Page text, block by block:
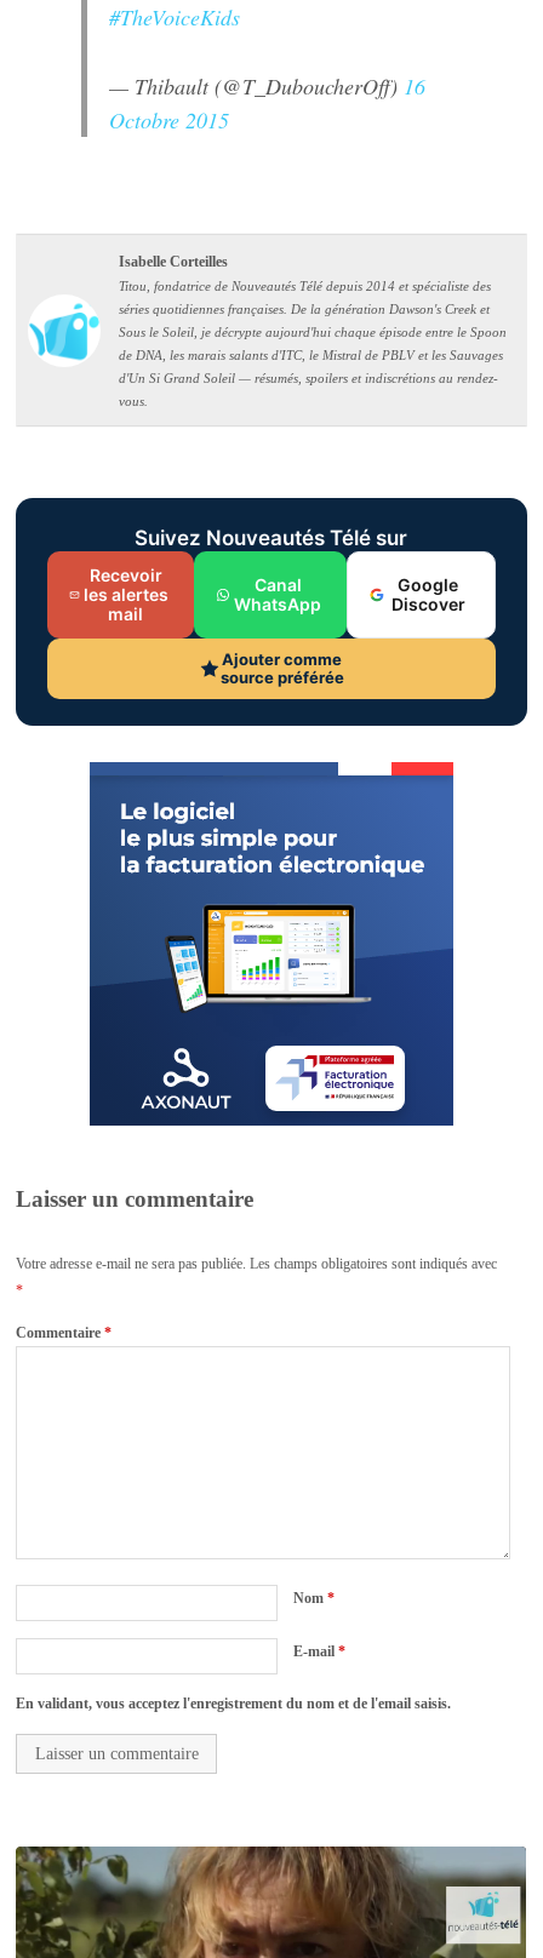
#TheVoiceKids
— Thibault (@T_DuboucherOff) 16
Octobre 2015
Isabelle Corteilles
Titou, fondatrice de Nouveautés Télé depuis 2014 et spécialiste des
séries quotidiennes françaises. De la génération Dawson's Creek et
Sous le Soleil, je décrypte aujourd'hui chaque épisode entre le Spoon
de DNA, les marais salants d'ITC, le Mistral de PBLV et les Sauvages
d'Un Si Grand Soleil — résumés, spoilers et indiscrétions au rendez-
vous.
Suivez Nouveautés Télé sur
Recevoir
les alertes
mail
Canal
WhatsApp
Google
Discover
Ajouter comme
source préférée
Laisser un commentaire
Votre adresse e-mail ne sera pas publiée. Les champs obligatoires sont indiqués avec
*
Commentaire*
Nom*
E-mail*
En validant, vous acceptez l'enregistrement du nom et de l'email saisis.